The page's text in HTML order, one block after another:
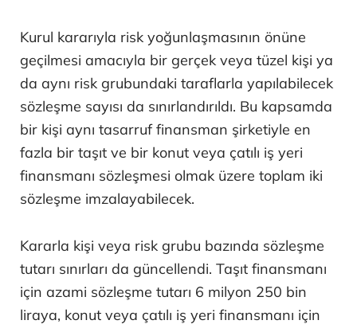
Kurul kararıyla risk yoğunlaşmasının önüne
geçilmesi amacıyla bir gerçek veya tüzel kişi ya
da aynı risk grubundaki taraflarla yapılabilecek
sözleşme sayısı da sınırlandırıldı. Bu kapsamda
bir kişi aynı tasarruf finansman şirketiyle en
fazla bir taşıt ve bir konut veya çatılı iş yeri
finansmanı sözleşmesi olmak üzere toplam iki
sözleşme imzalayabilecek.
Kararla kişi veya risk grubu bazında sözleşme
tutarı sınırları da güncellendi. Taşıt finansmanı
için azami sözleşme tutarı 6 milyon 250 bin
liraya, konut veya çatılı iş yeri finansmanı için